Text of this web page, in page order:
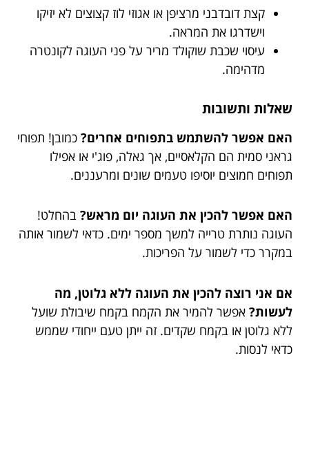
קצת דובדבני מרציפן או אגוזי לוז קצוצים לא יזיקו
וישדרגו את המראה.
עיסוי שכבת שוקולד מריר על פני העוגה לקונטרה
מדהימה.
שאלות ותשובות
האם אפשר להשתמש בתפוחים אחרים? כמובן! תפוחי
גראני סמית הם הקלאסיים, אך גאלה, פוג'י או אפילו
תפוחים חמוצים יוסיפו טעמים שונים ומרעננים.
האם אפשר להכין את העוגה יום מראש? בהחלט!
העוגה נותרת טרייה למשך מספר ימים. כדאי לשמור אותה
במקרר כדי לשמור על הפריכות.
אם אני רוצה להכין את העוגה ללא גלוטן, מה
לעשות? אפשר להמיר את הקמח בקמח שיבולת שועל
ללא גלוטן או בקמח שקדים. זה ייתן טעם ייחודי שממש
כדאי לנסות.